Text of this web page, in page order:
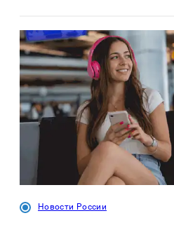
Новости России